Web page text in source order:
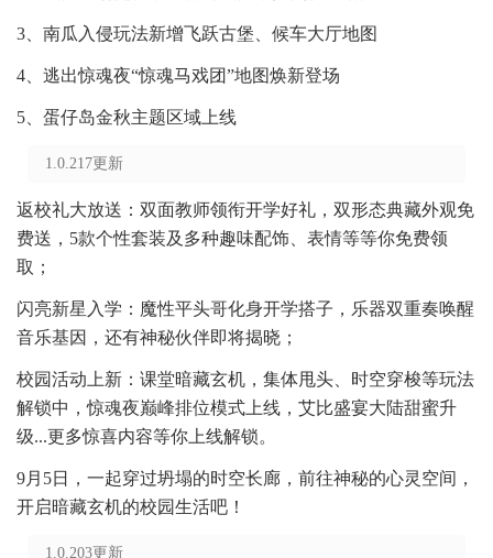
3、南瓜入侵玩法新增飞跃古堡、候车大厅地图
4、逃出惊魂夜“惊魂马戏团”地图焕新登场
5、蛋仔岛金秋主题区域上线
1.0.217更新
返校礼大放送：双面教师领衔开学好礼，双形态典藏外观免
费送，5款个性套装及多种趣味配饰、表情等等你免费领
取；
闪亮新星入学：魔性平头哥化身开学搭子，乐器双重奏唤醒
音乐基因，还有神秘伙伴即将揭晓；
校园活动上新：课堂暗藏玄机，集体甩头、时空穿梭等玩法
解锁中，惊魂夜巅峰排位模式上线，艾比盛宴大陆甜蜜升
级...更多惊喜内容等你上线解锁。
9月5日，一起穿过坍塌的时空长廊，前往神秘的心灵空间，
开启暗藏玄机的校园生活吧！
1.0.203更新